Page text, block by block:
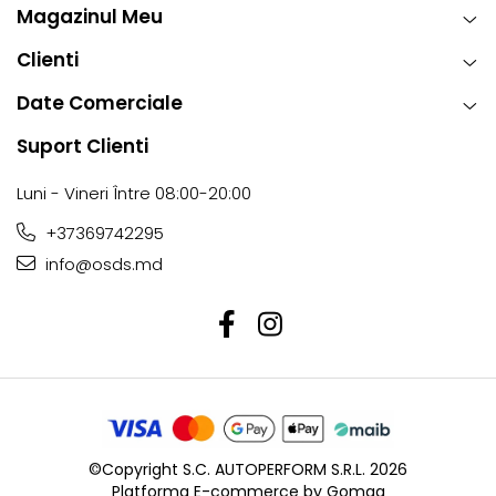
Magazinul Meu
Clienti
Date Comerciale
Suport Clienti
Luni - Vineri Între 08:00-20:00
+37369742295
info@osds.md
©Copyright S.C. AUTOPERFORM S.R.L. 2026